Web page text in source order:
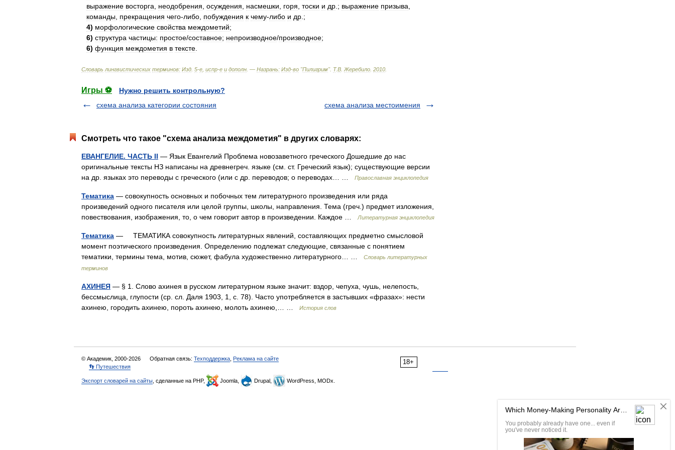
выражение восторга неодобрения осуждения насмешки горя тоски и др .; выражение призыва
команды прекращения чего-либо побуждения к чему-либо и др .;
4) морфологические свойства междометий;
6) структура частицы: простое/составное; непроизводное/производное;
6) функция междометия в тексте
Словарь лингвистических терминов: Изд 5-е испр-е и дополн . — Назрань: Изд-во "Пилигрим". Т.В Жеребило 2010
Игры ⚽
Нужно решить контрольную?
схема анализа категории состояния
схема анализа местоимения
Смотреть что такое "схема анализа междометия" в других словарях:
ЕВАНГЕЛИЕ. ЧАСТЬ II — Язык Евангелий Проблема новозаветного греческого Дошедшие до нас
оригинальные тексты НЗ написаны на древнегреч. языке (см. ст. Греческий язык); существующие версии
на др. языках это переводы с греческого (или с др. переводов; о переводах… …
Православная энциклопедия
Тематика — совокупность основных и побочных тем литературного произведения или ряда
произведений одного писателя или целой группы, школы, направления. Тема (греч.) предмет изложения,
повествования, изображения, то, о чем говорит автор в произведении. Каждое …
Литературная энциклопедия
Тематика — ТЕМАТИКА совокупность литературных явлений, составляющих предметно смысловой
момент поэтического произведения. Определению подлежат следующие, связанные с понятием
тематики, термины тема, мотив, сюжет, фабула художественно литературного… …
Словарь литературных
терминов
АХИНЕЯ — § 1. Слово ахинея в русском литературном языке значит: вздор, чепуха, чушь, нелепость,
бессмыслица, глупости (ср. сл. Даля 1903, 1, с. 78). Часто употребляется в застывших «фразах»: нести
ахинею, городить ахинею, пороть ахинею, молоть ахинею,… …
История слов
18+
© Академик, 2000-2026 Обратная связь: Техподдержка Реклама на сайте
👣 Путешествия
Экспорт словарей на сайты , сделанные на PHP, Joomla, Drupal, WordPress, MODx.